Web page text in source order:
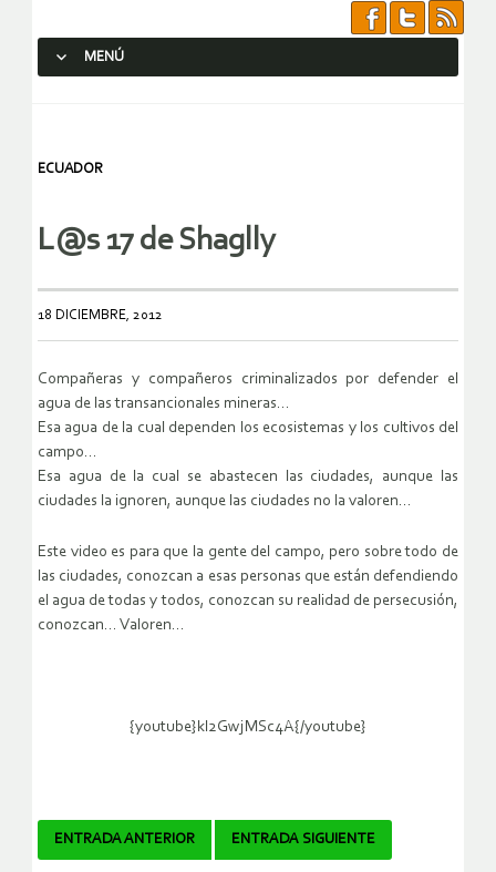
MENÚ
ECUADOR
L@s 17 de Shaglly
18 DICIEMBRE, 2012
Compañeras y compañeros criminalizados por defender el
agua de las transancionales mineras…
Esa agua de la cual dependen los ecosistemas y los cultivos del
campo…
Esa agua de la cual se abastecen las ciudades, aunque las
ciudades la ignoren, aunque las ciudades no la valoren…
Este video es para que la gente del campo, pero sobre todo de
las ciudades, conozcan a esas personas que están defendiendo
el agua de todas y todos, conozcan su realidad de persecusión,
conozcan… Valoren…
{youtube}kl2GwjMSc4A{/youtube}
Navegador
ENTRADA ANTERIOR ENTRADA SIGUIENTE